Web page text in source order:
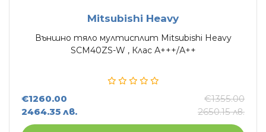
Mitsubishi Heavy
Външно тяло мултисплит Mitsubishi Heavy
SCM40ZS-W , Клас А+++/А++
€1260.00
2464.35 лв.
€1355.00
2650.15 лв.